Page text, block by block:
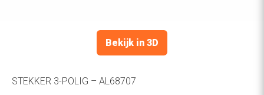
Bekijk in 3D
STEKKER 3-POLIG – AL68707